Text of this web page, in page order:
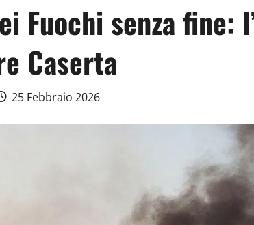
Fuochi senza
Caserta
25 Febbraio 2026